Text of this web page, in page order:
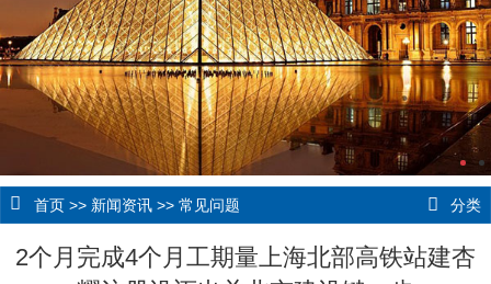
首页 >> 新闻资讯 >>常见问题 分类
2个月完成4个月工期量上海北部高铁站建杏